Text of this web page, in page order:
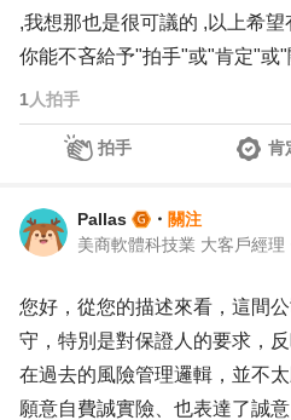
,我想那也是很可議的 ,以上希
你能不吝給予"拍手"或"肯定"或"
1 人拍手
拍手 肯
Pallas ・ 關注
美商軟體科技業 大客戶經理
您好，從您的描述來看，這間
守，特別是對保證人的要求，
在過去的風險管理邏輯，並不
願意自費誠實險、也表達了誠